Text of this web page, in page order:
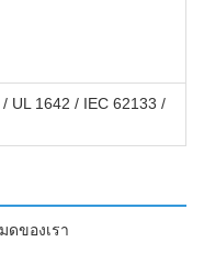
UL 1642 / IEC 62133 /
ดของเรา